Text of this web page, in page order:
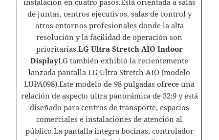
de juntas, centros ejecutivos, salas de control y
otros entornos profesionales donde la alta
resolución y la facilidad de operación son
prioritarias.LG Ultra Stretch AIO Indoor
DisplayLG también exhibió la recientemente
lanzada pantalla LG Ultra Stretch AIO (modelo
LUPA098).Este modelo de 98 pulgadas ofrece una
relación de aspecto ultra panorámica de 32:9 y está
diseñado para centros de transporte, espacios
comerciales e instalaciones de atención al
público.La pantalla integra bocinas, controlador